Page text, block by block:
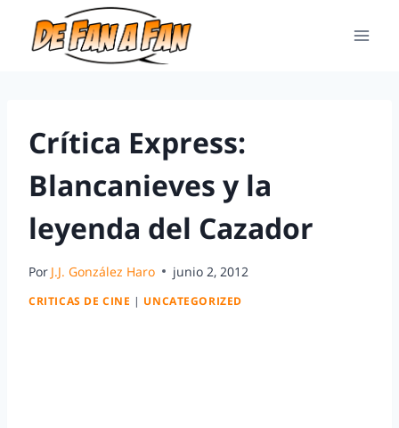
Crítica Express:
Blancanieves y la
leyenda del Cazador
Por J.J. González Haro junio 2, 2012
CRITICAS DE CINE | UNCATEGORIZED